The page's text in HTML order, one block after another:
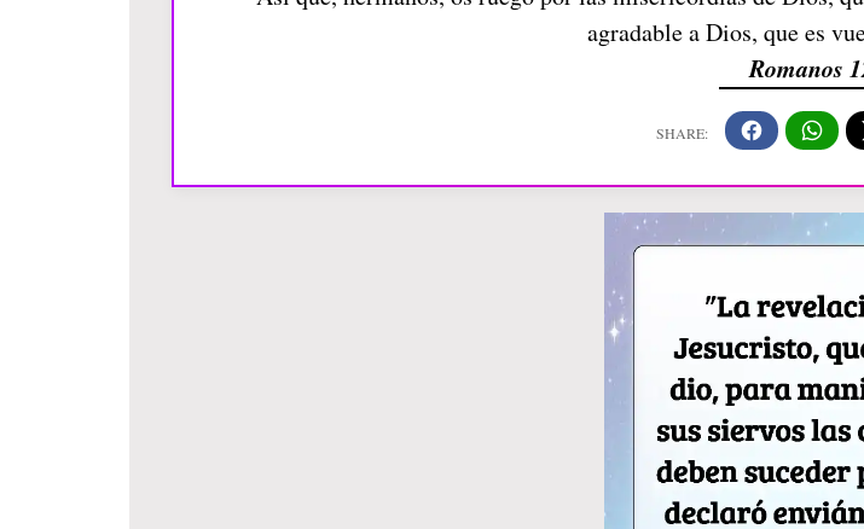
agradable a Dios, que es
Romanos